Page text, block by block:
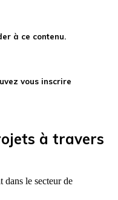
à ce contenu.
vous inscrire
à travers
dans le secteur de